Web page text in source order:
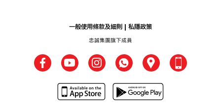
一般使用條款及細則 私隱政策
忠誠集團旗下成員